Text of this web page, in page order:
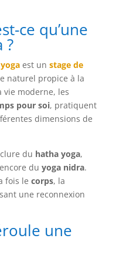
ce qu’une
?
est un stage de
naturel propice à la
vie moderne, les
pour soi, pratiquent
dimensions de
du hatha yoga,
du yoga nidra.
fois le corps, la
une reconnexion
une